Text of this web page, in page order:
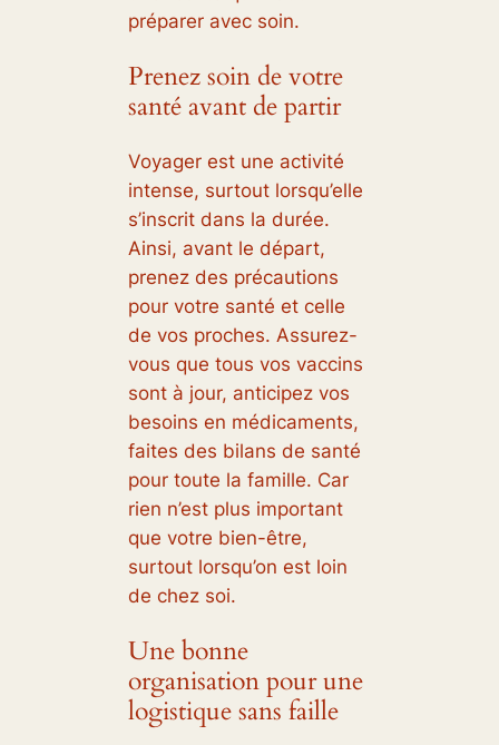
préparer avec soin.
Prenez soin de votre
santé avant de partir
Voyager est une activité
intense, surtout lorsqu’elle
s’inscrit dans la durée.
Ainsi, avant le départ,
prenez des précautions
pour votre santé et celle
de vos proches. Assurez-
vous que tous vos vaccins
sont à jour, anticipez vos
besoins en médicaments,
faites des bilans de santé
pour toute la famille. Car
rien n’est plus important
que votre bien-être,
surtout lorsqu’on est loin
de chez soi.
Une bonne
organisation pour une
logistique sans faille